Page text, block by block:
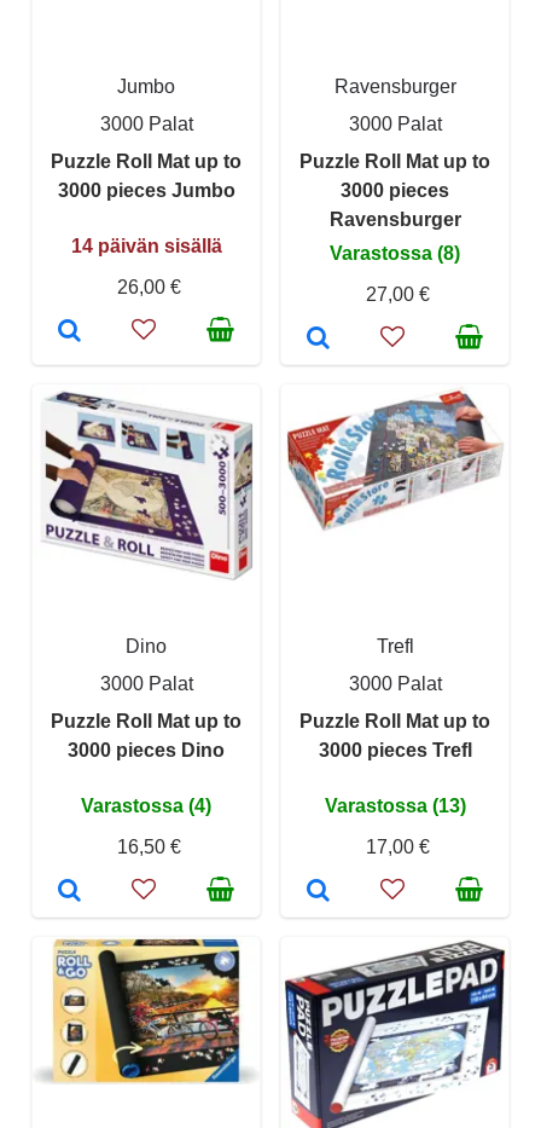
Jumbo
3000 Palat
Puzzle Roll Mat up to
3000 pieces Jumbo
14 päivän sisällä
26,00 €
Ravensburger
3000 Palat
Puzzle Roll Mat up to
3000 pieces
Ravensburger
Varastossa (8)
27,00 €
Dino
3000 Palat
Puzzle Roll Mat up to
3000 pieces Dino
Varastossa (4)
16,50 €
Trefl
3000 Palat
Puzzle Roll Mat up to
3000 pieces Trefl
Varastossa (13)
17,00 €